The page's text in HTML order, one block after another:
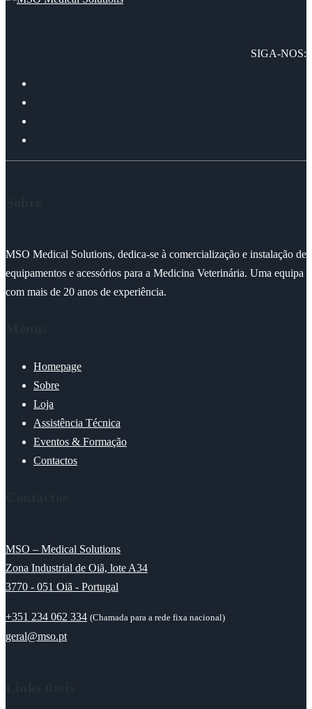
SIGA-NOS:
MSO Medical Solutions, dedica-se à comercialização e instalação de
equipamentos e acessórios para a Medicina Veterinária. Uma equipa
com mais de 20 anos de experiência.
Homepage
Sobre
Loja
Assistência Técnica
Eventos & Formação
Contactos
MSO – Medical Solutions
Zona Industrial de Oiã, lote A34
3770 - 051 Oiã - Portugal
+351 234 062 334 (Chamada para a rede fixa nacional)
geral@mso.pt